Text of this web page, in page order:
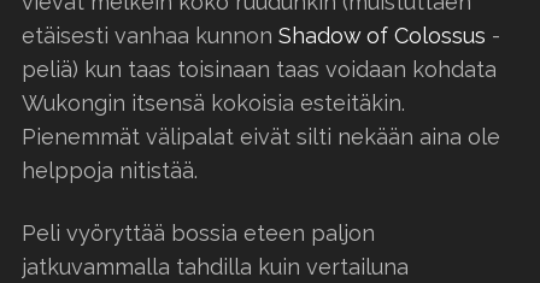
etäisesti vanhaa kunnon Shadow of Colossus -
peliä) kun taas toisinaan taas voidaan kohdata
Wukongin itsensä kokoisia esteitäkin.
Pienemmät välipalat eivät silti nekään aina ole
helppoja nitistää.
Peli vyöryttää bossia eteen paljon
jatkuvammalla tahdilla kuin vertailuna